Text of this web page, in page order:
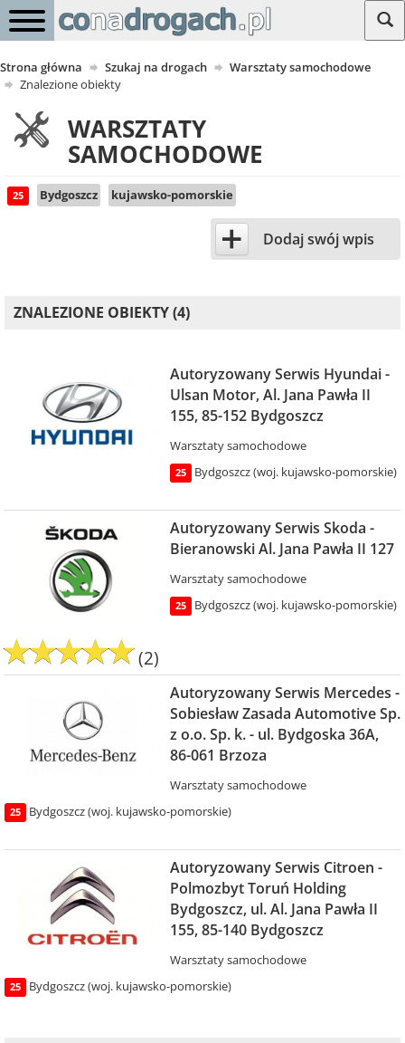
Strona główna Szukaj na drogach
Warsztaty samochodowe
Znalezione obiekty
WARSZTATY
SAMOCHODOWE
25 Bydgoszcz kujawsko-pomorskie
+ Dodaj swój wpis
ZNALEZIONE OBIEKTY (4)
Autoryzowany Serwis Hyundai -
Ulsan Motor, Al. Jana Pawła II
155, 85-152 Bydgoszcz
Warsztaty samochodowe
25 Bydgoszcz (woj. kujawsko-pomorskie)
Autoryzowany Serwis Skoda -
Bieranowski Al. Jana Pawła II 127
Warsztaty samochodowe
25 Bydgoszcz (woj. kujawsko-pomorskie)
(2)
Autoryzowany Serwis Mercedes -
Sobiesław Zasada Automotive Sp.
z o.o. Sp. k. - ul. Bydgoska 36A,
86-061 Brzoza
Warsztaty samochodowe
25 Bydgoszcz (woj. kujawsko-pomorskie)
Autoryzowany Serwis Citroen -
Polmozbyt Toruń Holding
Bydgoszcz, ul. Al. Jana Pawła II
155, 85-140 Bydgoszcz
Warsztaty samochodowe
25 Bydgoszcz (woj. kujawsko-pomorskie)